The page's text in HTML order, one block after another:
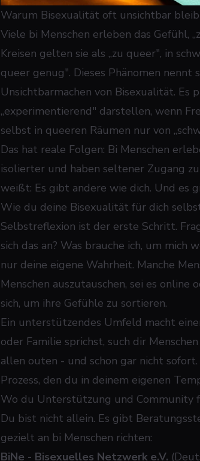
Warum Bisexualität oft unsichtbar
Viele bi Menschen erleben das Gefühl,
Kreisen gelten sie als „zu queer", in
queer genug". Dieses Phänomen nennt
Unsichtbarmachen von Bisexualität. Es
„experimentierend" darstellen, wenn
selbst in queeren Räumen nur von
Das hat reale Folgen: Bi Menschen
isolierter und haben seltener Zugang
weißt: Es gibt andere wie dich. Und es
Wie du deine Bisexualität für dich
Selbstreflexion ist der erste Schritt.
sich das an? Was brauche ich, um mich
nur deine eigene Wahrheit. Manche
Menschen auszutauschen, sei es
sich, um ihre Gefühle zu sortieren.
Ein unterstützendes Umfeld macht
oder Familie sprichst, such dir
allen outen - und schon gar nicht
Prozess, den du in deinem eigenen
Wo du Unterstützung und Community
Du bist nicht allein. Es gibt
gezielt an bi Menschen richten:
BiNe - Bisexuelles Netzwerk e.V.